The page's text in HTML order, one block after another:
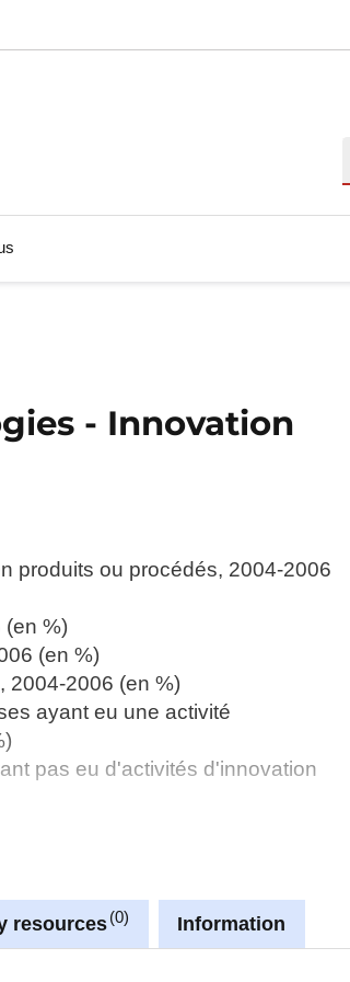
- Innovation
produits ou procédés, 2004-2006
%)
(en %)
2004-2006 (en %)
ayant eu une activité
pas eu d'activités d'innovation
2003 (en %)
de la NACE Rév.2, 2008-2016
de taille, 2008-2016
resources 0 Information